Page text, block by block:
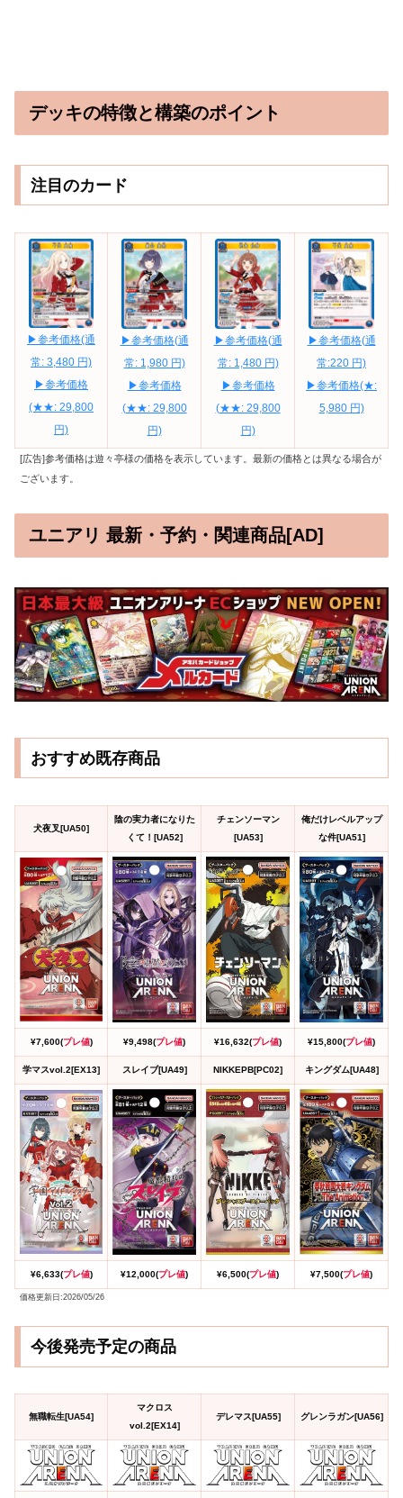
デッキの特徴と構築のポイント
注目のカード
▶参考価格(通
常: 3,480 円)
▶参考価格
(★★: 29,800
円)
▶参考価格(通
常: 1,980 円)
▶参考価格
(★★: 29,800
円)
▶参考価格(通
常: 1,480 円)
▶参考価格
(★★: 29,800
円)
▶参考価格(通
常:220 円)
▶参考価格(★:
5,980 円)
[広告]参考価格は遊々亭様の価格を表示しています。最新の価格とは異なる場合が
ございます。
ユニアリ 最新・予約・関連商品[AD]
おすすめ既存商品
犬夜叉[UA50]
陰の実力者になりた
くて！[UA52]
チェンソーマン
[UA53]
俺だけレベルアップ
な件[UA51]
¥7,600(プレ値) ¥9,498(プレ値) ¥16,632(プレ値) ¥15,800(プレ値)
学マスvol.2[EX13] スレイブ[UA49] NIKKEPB[PC02] キングダム[UA48]
¥6,633(プレ値) ¥12,000(プレ値) ¥6,500(プレ値) ¥7,500(プレ値)
価格更新日:2026/05/26
今後発売予定の商品
無職転生[UA54]
マクロス
vol.2[EX14]
デレマス[UA55] グレンラガン[UA56]